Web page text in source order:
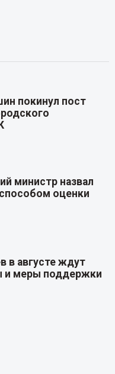
покинул пост
министр назвал
оценки
в августе ждут
и меры поддержки